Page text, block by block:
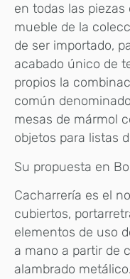
en todas las
mueble de la
de ser importado,
acabado único de
propios la
común
mesas de mármol
objetos para listas
Su propuesta en
Cacharrería es el
cubiertos,
elementos de uso
a mano a partir de
alambrado